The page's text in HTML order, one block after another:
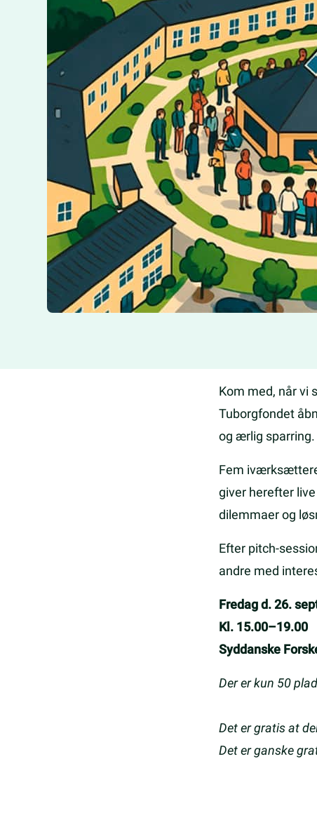
Kom med, når
Tuborgfondet
og ærlig sparring.
Fem
giver herefter
dilemmaer og
Efter pitch-
andre med
Fredag d. 26.
Kl. 15.00–19.00
Syddanske
Der er kun 50
Det er gratis at
Det er ganske